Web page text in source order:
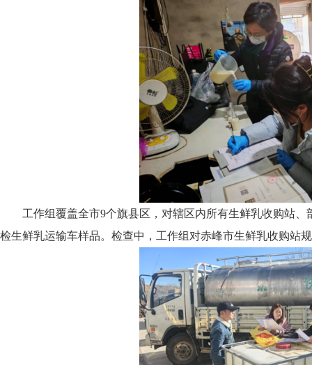
工作组覆盖全市9个旗县区，对辖区内所有生鲜乳收购站
检生鲜乳运输车样品。检查中，工作组对赤峰市生鲜乳收购站